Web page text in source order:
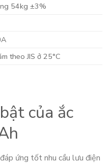
54kg ±3%
theo JIS ở 25°C
của ắc
ứng tốt nhu cầu lưu điện